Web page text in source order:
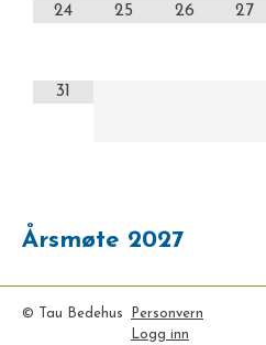
24 25 26 27
31
Årsmøte 2027
© Tau Bedehus
Personvern
Logg inn